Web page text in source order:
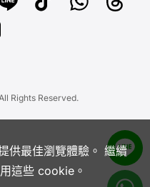
Rights Reserved.
供最佳瀏覽體驗。 繼續
這些 cookie。